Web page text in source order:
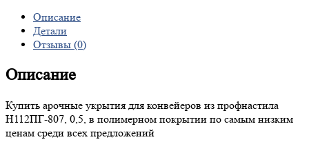
Описание
Детали
Отзывы (0)
Описание
Купить арочные укрытия для конвейеров из профнастила
Н112ПГ-807, 0,5, в полимерном покрытии по самым низким
ценам среди всех предложений